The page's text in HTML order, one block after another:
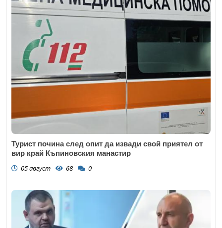
Турист почина след опит да извади свой приятел от
вир край Къпиновския манастир
05 август 68 0